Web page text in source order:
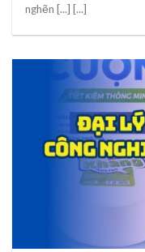
nghẽn [...] [...]